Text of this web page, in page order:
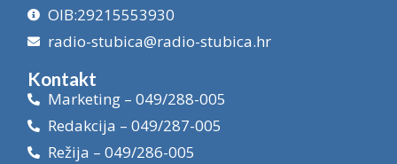
OIB:29215553930
radio-stubica@radio-stubica.hr
Kontakt
Marketing – 049/288-005
Redakcija – 049/287-005
Režija – 049/286-005